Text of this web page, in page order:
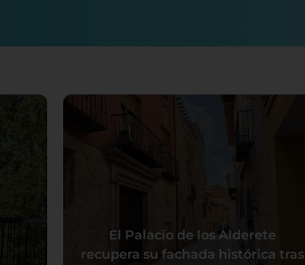
El Palacio de los Alderete
recupera su fachada histórica tras